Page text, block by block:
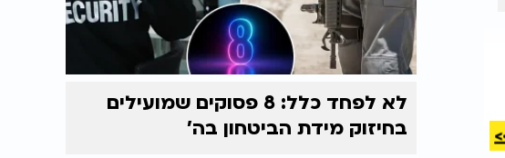
לא לפחד כלל: 8 פסוקים שמועילים
בחיזוק מידת הביטחון בה'